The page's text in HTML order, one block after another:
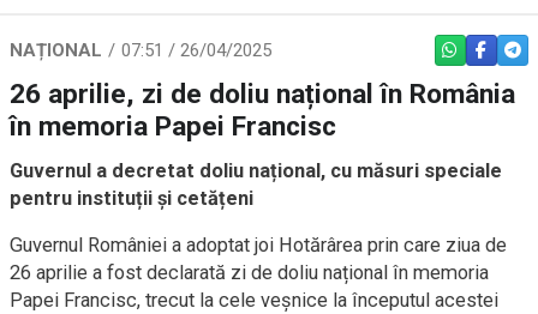
NAȚIONAL 07:51 / 26/04/2025 WHATSAPP
26 aprilie, zi de doliu național în România
în memoria Papei Francisc
Guvernul a decretat doliu național, cu măsuri speciale
pentru instituții și cetățeni
Guvernul României a adoptat joi Hotărârea prin care ziua de
26 aprilie a fost declarată zi de doliu național în memoria
Papei Francisc, trecut la cele veșnice la începutul acestei